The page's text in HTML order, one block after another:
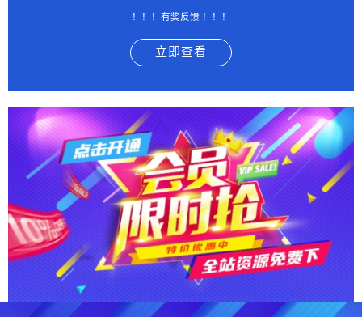
！！！有奖反馈 ！！！
立即查看